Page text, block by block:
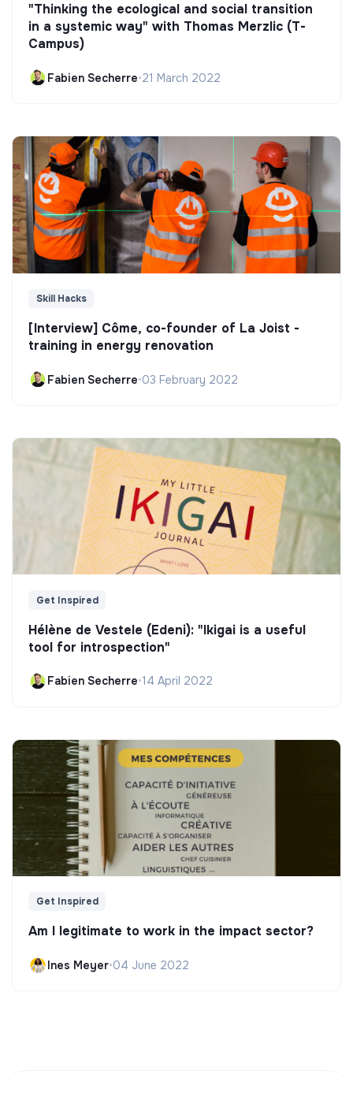
"Thinking the ecological and social transition
in a systemic way" with Thomas Merzlic (T-
Campus)
Fabien Secherre•21 March 2022
Skill Hacks
[Interview] Côme, co-founder of La Joist -
training in energy renovation
Fabien Secherre•03 February 2022
Get Inspired
Hélène de Vestele (Edeni): "Ikigai is a useful
tool for introspection"
Fabien Secherre•14 April 2022
Get Inspired
Am I legitimate to work in the impact sector?
Ines Meyer•04 June 2022